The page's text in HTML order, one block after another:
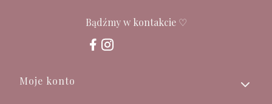
Bądźmy w kontakcie ♡
Linki w stopce
Moje konto